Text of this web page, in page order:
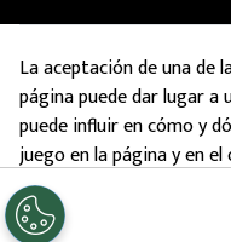
La aceptación de una de
página puede dar lugar a
puede influir en cómo y
juego en la página y en
influye en nuestras